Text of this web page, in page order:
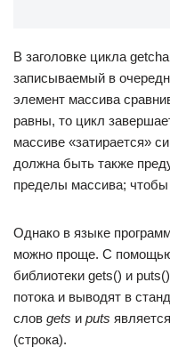
В заголовке цикла
записываемый в
элемент массива
равны, то цикл
массиве «затирается»
должна быть также
пределы массива;
Однако в языке
можно проще. С
библиотеки gets() и
потока и выводят в
слов gets и puts
(строка).